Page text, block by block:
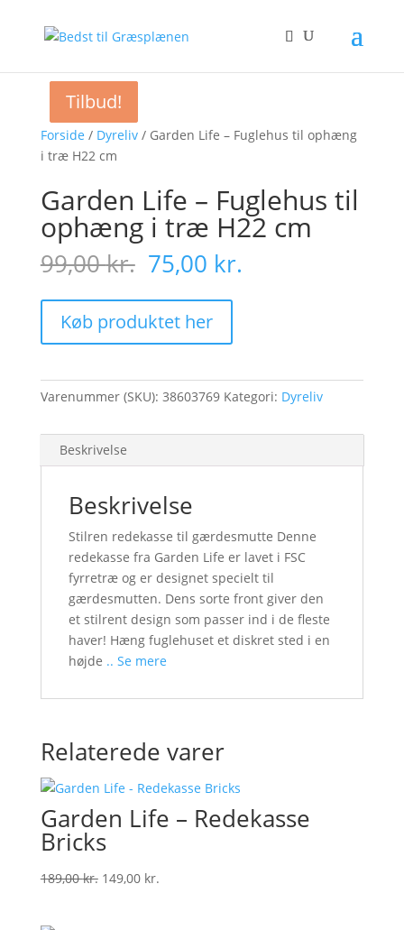
Forside / Dyreliv/ Garden Life – Fuglehus til ophæng
i træ H22 cm
Tilbud!
Garden Life – Fuglehus til
ophæng i træ H22 cm
99,00kr. Original
price
was:
99,00 kr..
75,00 kr.
Køb produktet her
Varenummer (SKU): 38603769 Kategori: Dyreliv
Beskrivelse
Beskrivelse
Stilren redekasse til gærdesmutte Denne
redekasse fra Garden Life er lavet i FSC
fyrretræ og er designet specielt til
gærdesmutten. Dens sorte front giver den
et stilrent design som passer ind i de fleste
haver! Hæng fuglehuset et diskret sted i en
højde .. Se mere
Relaterede varer
Tilbud!
Garden Life – Redekasse
Bricks
189,00kr. Original
149,00 kr.Current
Tilbud!